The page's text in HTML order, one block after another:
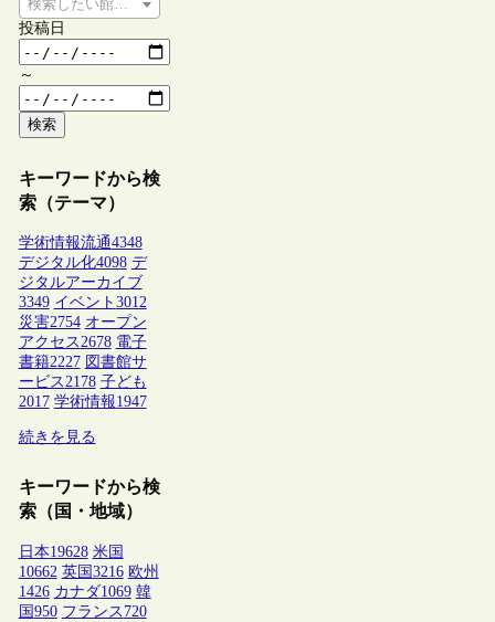
検索したい館種を選択してください
投稿日
～
検索
キーワードから検
索（テーマ）
学術情報流通4348
デジタル化4098 デ
ジタルアーカイブ
3349 イベント 3012
災害2754 オープン
アクセス2678 電子
書籍2227 図書館サ
ービス2178 子ども
2017 学術情報1947
続きを見る
キーワードから検
索（国・地域）
日本19628 米国
10662 英国3216 欧州
1426 カナダ1069 韓
国950 フランス 720